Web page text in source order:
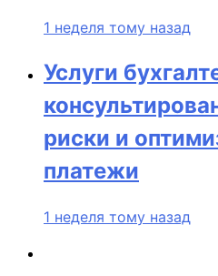
1 неделя тому назад
Услуги
риски и
платежи
1 неделя тому назад